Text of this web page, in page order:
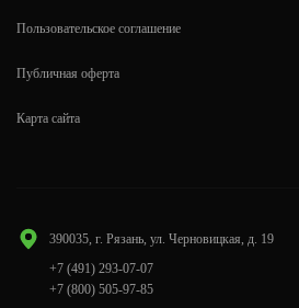
390035, г. Рязань, ул. Черновицкая, д. 19
+7 (491) 293-07-07
+7 (800) 505-97-85
Пользовательское соглашение
Публичная оферта
Карта сайта